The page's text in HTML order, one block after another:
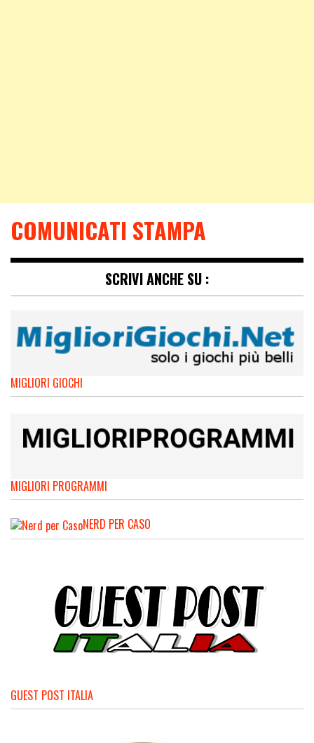
COMUNICATI STAMPA
SCRIVI ANCHE SU :
MIGLIORI GIOCHI
MIGLIORI PROGRAMMI
NERD PER CASO
GUEST POST ITALIA